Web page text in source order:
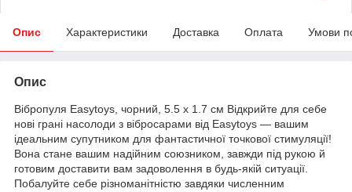
Опис Характеристики Доставка Оплата Умови
Опис
Вібропуля Easytoys, чорний, 5.5 х 1.7 см Відкрийте для себе
нові грані насолоди з вібросарами від Easytoys — вашим
ідеальним супутником для фантастичної точкової стимуляції!
Вона стане вашим надійним союзником, завжди під рукою й
готовим доставити вам задоволення в будь-якій ситуації.
Побалуйте себе різноманітністю завдяки численним